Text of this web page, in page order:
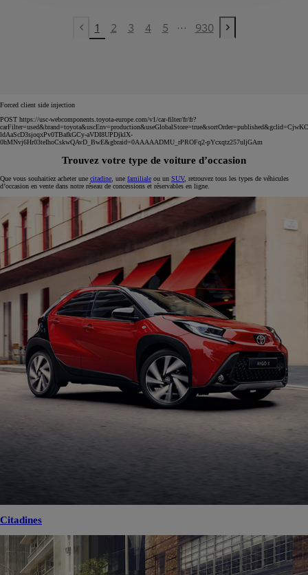
Previous page
1 2 3 4 5 ... 930
Next page
Forced client side injection
POST https://usc-webcomponents.toyota-europe.com/v1/car-filter/fr/fr?
ldAaScD3sjoqxPv0TBafkGCy-aVDI8UPDjklX-
0hMNvj6Hr03teIhoCskwQAvD_BwE&gbraid=0AAAAADMU_rPROFq2-pYcxqtz257uljGAm
Trouvez votre type de voiture d’occasion
Que vous souhaitiez acheter une citadine , une familiale ou un SUV, retrouvez tous les types de véhicules
d’occasion en vente dans notre réseau de concessions et réservables en ligne.
Citadines